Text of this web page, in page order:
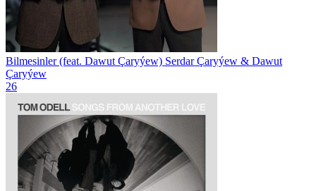
Bilmesinler (feat. Dawut Çaryýew) Serdar Çaryýew & Dawut
Çaryýew
26